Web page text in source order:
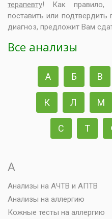
терапевту! Как правило,
поставить или подтвердить
диагноз, предложит Вам
Все анализы
А Б В
К Л М
С Т
А
Анализы на АЧТВ и АПТВ
Анализы на аллергию
Кожные тесты на аллергию